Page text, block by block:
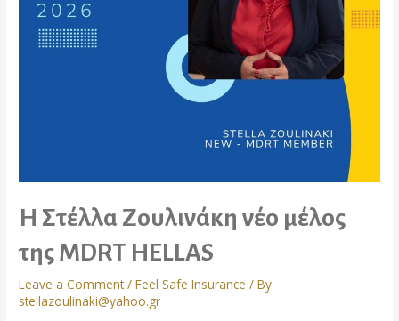
Η Στέλλα Ζουλινάκη νέο μέλος
της MDRT HELLAS
Leave a Comment /Feel Safe Insurance / By
stellazoulinaki@yahoo.gr